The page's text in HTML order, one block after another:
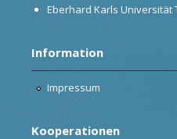
Eberhard Karls Universität
Information
Impressum
Kooperationen